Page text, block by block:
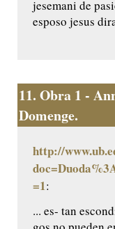
jesemani de
esposo jesus
11. Obra 1 -
Domenge.
http://
=1:
... es- tan